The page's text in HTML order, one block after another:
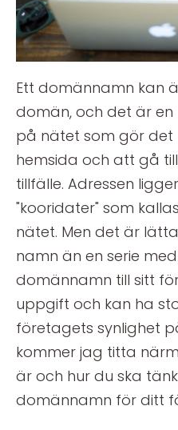
Ett domännamn kan
domän, och det är en
på nätet som gör det
hemsida och att gå
tillfälle. Adressen
"kooridater" som
nätet. Men det är
namn än en serie
domännamn till sitt
uppgift och kan ha
företagets synlighet
kommer jag titta
är och hur du ska
domännamn för ditt